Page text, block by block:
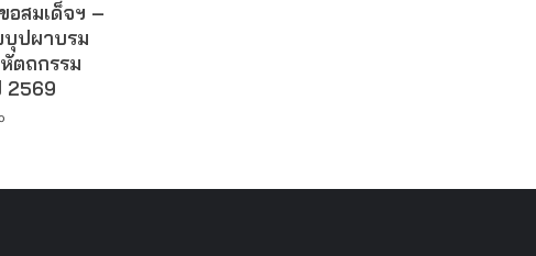
อสมเด็จฯ –
บุปผาบรม
ตถกรรม
2569